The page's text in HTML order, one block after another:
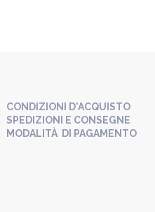
CONDIZIONI D'ACQUISTO
SPEDIZIONI E CONSEGNE
MODALITÀ DI PAGAMENTO